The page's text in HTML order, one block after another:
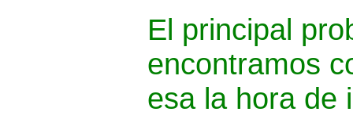
El principal
encontramos
esa la hora de